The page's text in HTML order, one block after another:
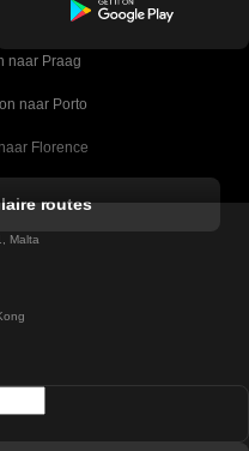
naar Praag
naar Porto
Florence
Barcelona
Wenen
routes
Malta